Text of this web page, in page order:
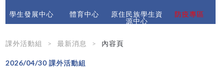
學生發展中心 體育中心
原住民族學生資
源中心
防疫專區
課外活動組 最新消息 內容頁
2026/04/30課外活動組